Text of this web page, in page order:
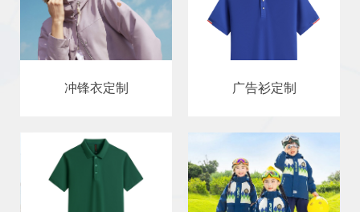
冲锋衣定制 广告衫定制